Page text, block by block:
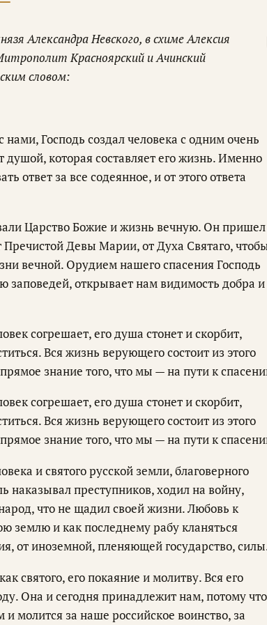
Александра Невского, в схиме Алексия
Красноярский и Ачинский
словом:
Господь создал человека с одним очень
которая составляет его жизнь. Именно
ответ за все содеянное, и от этого ответа
Царство Божие и жизнь вечную. Он
Девы Марии, от Духа Святаго,
вечной. Орудием нашего спасения Господь
заповедей, открывает нам видимость добра и
согрешает, его душа стонет и скорбит,
Вся жизнь верующего состоит из этого
знание того, что мы — на пути к
согрешает, его душа стонет и скорбит,
Вся жизнь верующего состоит из этого
знание того, что мы — на пути к
и святого русской земли, благоверного
наказывал преступников, ходил на войну,
что не щадил своей жизни. Любовь к
землю и как последнему рабу кланяться
от иноземной, пленяющей государство,
святого, его покаяние и молитву. Вся его
Она и сегодня принадлежит нам, потому что
молится за наше российское воинство, за